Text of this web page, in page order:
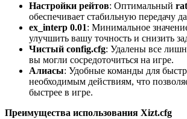
Настройки рейтов: Оптимальный
обеспечивает стабильную передачу
ex_interp 0.01: Минимальное
улучшить вашу точность и снизить
Чистый config.cfg: Удалены все
вы могли сосредоточиться на игре.
Алиасы: Удобные команды для
необходимым действиям, что
быстрее в игре.
Преимущества использования Xizt.cfg